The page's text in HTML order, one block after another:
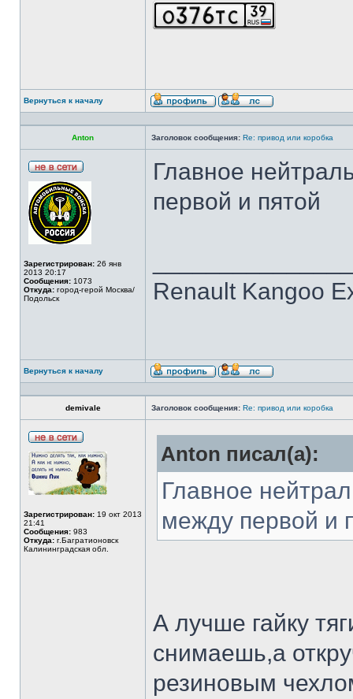
Вернуться к началу
Anton Заголовок сообщения: Re: привод или коробка
Зарегистрирован: 26 янв
2013 20:17
Сообщения: 1073
Откуда: город-герой Москва/
Подольск
Главное
первой и пятой
Renault Kangoo
Вернуться к началу
demivale Заголовок сообщения: Re: привод или коробка
Зарегистрирован: 19 окт 2013
21:41
Сообщения: 983
Откуда: г.Багратионовск
Калининградская обл.
Anton писал(а):
Главное
между первой и
А лучше гайку
снимаешь,а
резиновым